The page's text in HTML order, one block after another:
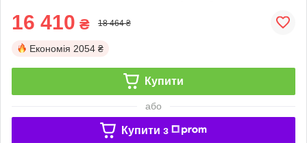
16 410 ₴ 18 464 ₴
Економія 2054 ₴
Купити
або
Купити з